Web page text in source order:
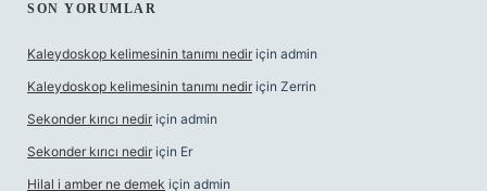
SON YORUMLAR
Kaleydoskop kelimesinin tanımı nedir için admin
Kaleydoskop kelimesinin tanımı nedir için Zerrin
Sekonder kırıcı nedir için admin
Sekonder kırıcı nedir için Er
Hilal i amber ne demek için admin